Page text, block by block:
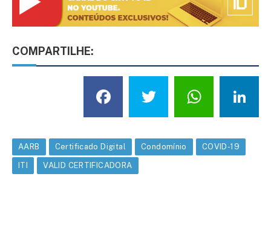
COMPARTILHE:
Facebook
Twitter
AARB Certificado Digital Condomínio COVID-19
ITI VALID CERTIFICADORA